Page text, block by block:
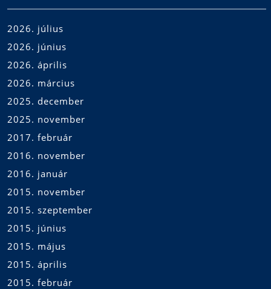
2026. július
2026. június
2026. április
2026. március
2025. december
2025. november
2017. február
2016. november
2016. január
2015. november
2015. szeptember
2015. június
2015. május
2015. április
2015. február